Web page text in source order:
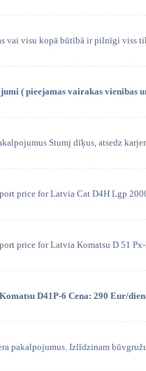
vai visu kopā būtībā ir pilnīgi viss
( pieejamas vairakas vienibas
Stumj dīķus, atsedz
price for Latvia Cat D4H Lgp
price for Latvia Komatsu D 51
D41P-6 Cena: 290 Eur/
pakalpojumus. Izlīdzinam